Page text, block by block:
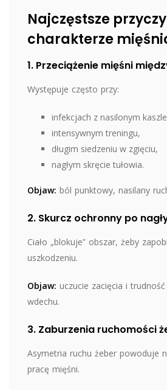
Najczęstsze
charakterze
1. Przeciążenie mięśni
Występuje często przy:
infekcjach z nasilonym
intensywnym treningu,
długim siedzeniu w zgięciu,
nagłym skręcie tułowia.
Objaw: ból punktowy, nasilany
2. Skurcz ochronny po
Ciało „blokuje” obszar, żeby
uszkodzeniu.
Objaw: uczucie zacięcia i
wdechu.
3. Zaburzenia ruchomości
Asymetria ruchu żeber powoduje
pracę mięśni.